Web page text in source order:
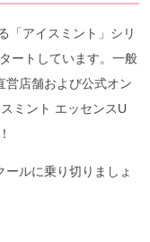
「アイスミント」シリ
ートしています。一般
店舗および公式オン
ミント エッセンスU
ールに乗り切りましょ